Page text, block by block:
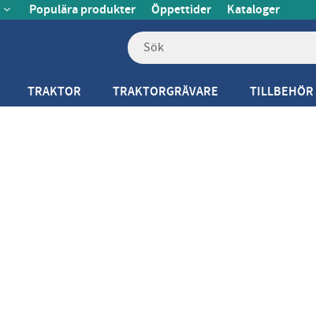
Populära produkter Öppettider Kataloger
TRAKTOR TRAKTORGRÄVARE TILLBEHÖR